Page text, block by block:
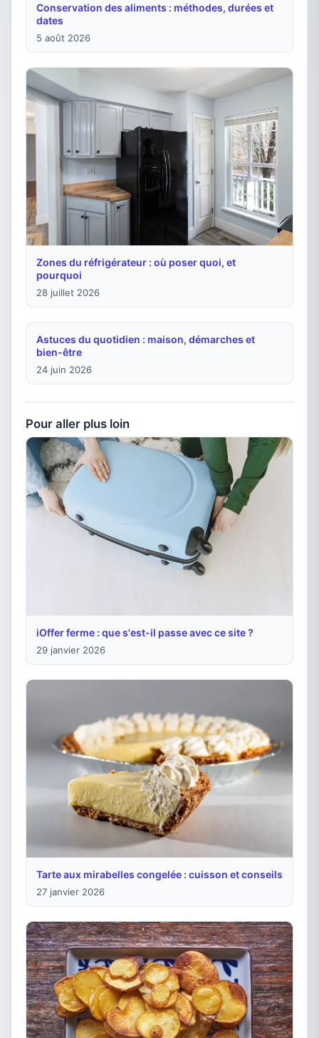
Conservation des aliments : méthodes, durées et
dates
5 août 2026
Zones du réfrigérateur : où poser quoi, et
pourquoi
28 juillet 2026
Astuces du quotidien : maison, démarches et
bien-être
24 juin 2026
Pour aller plus loin
iOffer ferme : que s'est-il passe avec ce site ?
29 janvier 2026
Tarte aux mirabelles congelée : cuisson et conseils
27 janvier 2026